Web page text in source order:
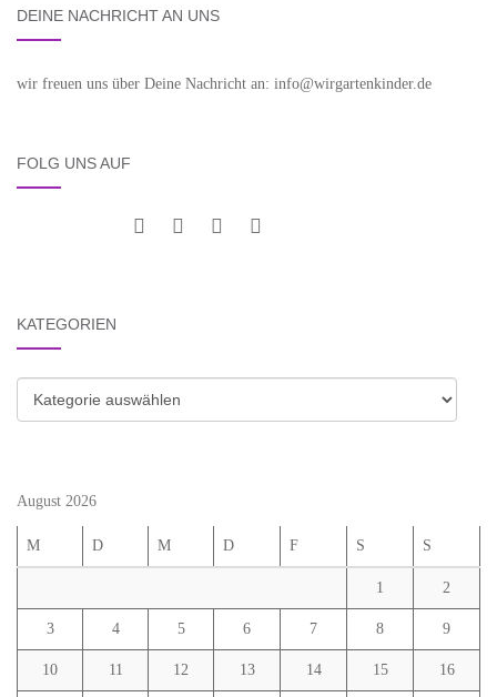
DEINE NACHRICHT AN UNS
wir freuen uns über Deine Nachricht an: info@wirgartenkinder.de
FOLG UNS AUF
KATEGORIEN
Kategorien
August 2026
M D M D F S S
1 2
3 4 5 6 7 8 9
10 11 12 13 14 15 16